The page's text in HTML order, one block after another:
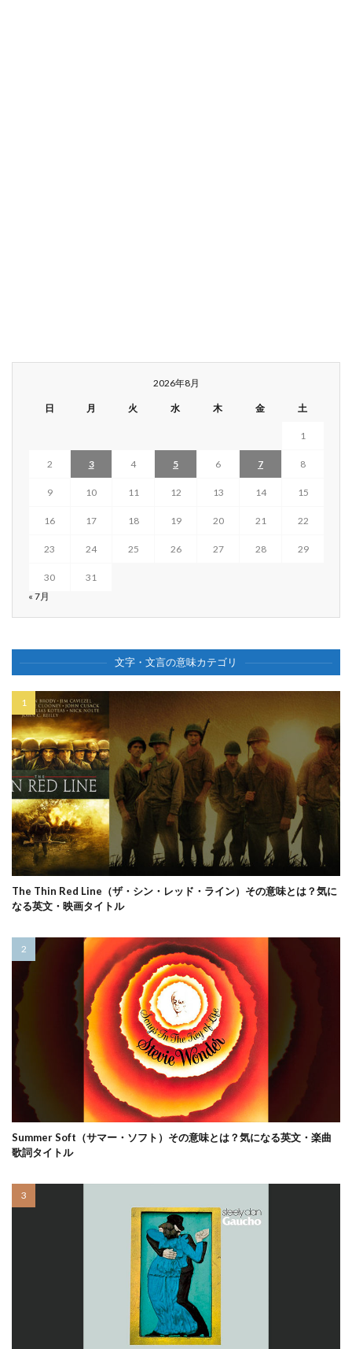
2026年8月
日 月 火 水 木 金 土
1
2 3 4 5 6 7 8
9 10 11 12 13 14 15
16 17 18 19 20 21 22
23 24 25 26 27 28 29
30
31
« 7月
文字・文言の意味カテゴリ
The Thin Red Line（ザ・シン・レッド・ライン）その意味とは？気に
なる英文・映画タイトル
Summer Soft（サマー・ソフト）その意味とは？気になる英文・楽曲
歌詞タイトル